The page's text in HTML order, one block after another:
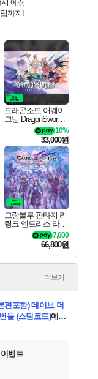
만나보세요!
나보세요!
예정
까지!
!예약하세요!
로 만나보세요!
나보세요!
만나보세요!
지!
요!
인!
중
요
드래곤소드 어웨이
크닝 DragonSword A
10%
33,000원
그랑블루 판타지 리
링크 엔드리스 라그
나로크 Granblue Fa
ntasy Relink Endless
7,000
66,800원
더보기+
편포함) 데이브 더
엘리시움 최종판
셨습니다.
교환.
벤트